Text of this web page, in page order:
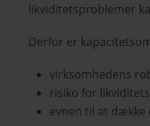
likviditetsproblemer
Derfor er
virksomhedens
risiko for
evnen til at dække